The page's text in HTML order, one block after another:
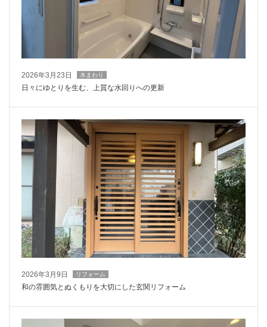
2026年3月23日 水まわり
日々にゆとりを生む、上質な水回りへの更新
2026年3月9日 リフォーム
和の雰囲気とぬくもりを大切にした玄関リフォーム